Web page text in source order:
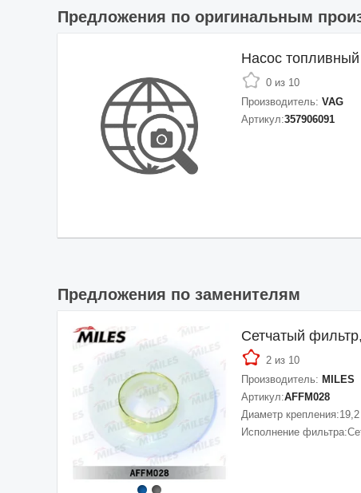
Предложения по оригинальным
Насос топливный
0 из 10
Производитель: VAG
Артикул:357906091
Предложения по заменителям
Сетчатый
2 из 10
Производитель: MILES
Артикул:AFFM028
Диаметр крепления:
Исполнение фильтра: